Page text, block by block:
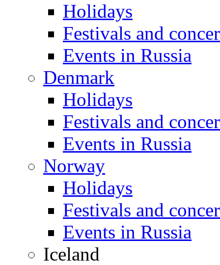
Holidays
Festivals and
Events in Russia
Denmark
Holidays
Festivals and
Events in Russia
Norway
Holidays
Festivals and
Events in Russia
Iceland